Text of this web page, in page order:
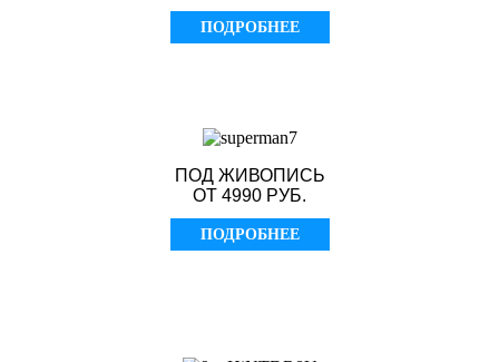
ПОДРОБНЕЕ
ПОД ЖИВОПИСЬ
ОТ 4990 РУБ.
ПОДРОБНЕЕ